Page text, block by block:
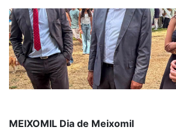
MEIXOMIL Dia de Meixomil